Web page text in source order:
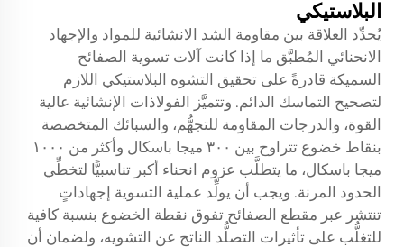
البلاستيكي
يُحدِّد العلاقة بين مقاومة الشد الانشائية للمواد والإجهاد
الانحنائي المُطبَّق ما إذا كانت آلات تسوية الصفائح
السميكة قادرةً على تحقيق التشوه البلاستيكي اللازم
لتصحيح التماسك الدائم. وتتميَّز الفولاذات الإنشائية عالية
القوة، والدرجات المقاومة للتجهُّم، والسبائك المتخصصة
بنقاط خضوع تتراوح بين ٣٠٠ ميجا باسكال وأكثر من ١٠٠٠
ميجا باسكال، ما يتطلَّب عزوم انحناء أكبر تناسبيًّا لتخطِّي
الحدود المرنة. ويجب أن يولِّد عملية التسوية إجهاداتٍ
تنتشر عبر مقطع الصفائح تفوق نقطة الخضوع بنسبة كافية
للتغلُّب على تأثيرات التصلُّد الناتج عن التشويه، ولضمان أن